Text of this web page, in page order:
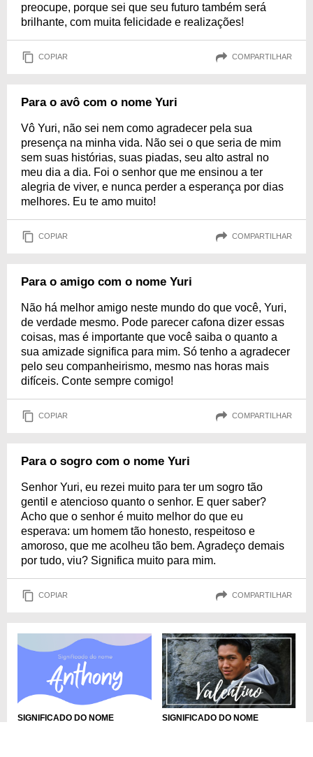
preocupe, porque sei que seu futuro também será
brilhante, com muita felicidade e realizações!
COPIAR COMPARTILHAR
Para o avô com o nome Yuri
Vô Yuri, não sei nem como agradecer pela sua
presença na minha vida. Não sei o que seria de mim
sem suas histórias, suas piadas, seu alto astral no
meu dia a dia. Foi o senhor que me ensinou a ter
alegria de viver, e nunca perder a esperança por dias
melhores. Eu te amo muito!
COPIAR COMPARTILHAR
Para o amigo com o nome Yuri
Não há melhor amigo neste mundo do que você, Yuri,
de verdade mesmo. Pode parecer cafona dizer essas
coisas, mas é importante que você saiba o quanto a
sua amizade significa para mim. Só tenho a agradecer
pelo seu companheirismo, mesmo nas horas mais
difíceis. Conte sempre comigo!
COPIAR COMPARTILHAR
Para o sogro com o nome Yuri
Senhor Yuri, eu rezei muito para ter um sogro tão
gentil e atencioso quanto o senhor. E quer saber?
Acho que o senhor é muito melhor do que eu
esperava: um homem tão honesto, respeitoso e
amoroso, que me acolheu tão bem. Agradeço demais
por tudo, viu? Significa muito para mim.
COPIAR COMPARTILHAR
SIGNIFICADO DO NOME
SIGNIFICADO DO NOME